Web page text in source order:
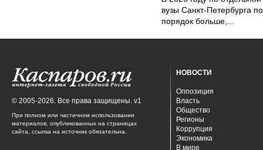
вузы Санкт-Петербурга
порядок больше,...
© 2005-2026. Все права защищены. v1
При полном или частичном использовании
материалов, опубликованных на страницах
сайта, ссылка на источник обязательна.
НОВОСТИ
Оппозиция
Власть
Общество
Регионы
Коррупция
Экономика
В мире